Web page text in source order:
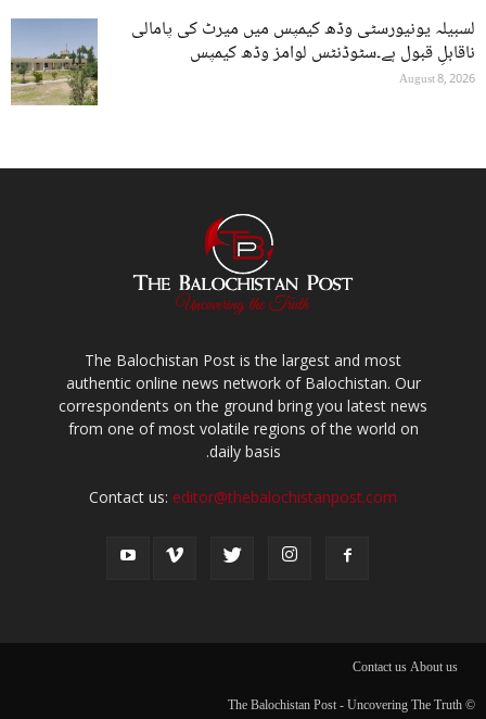
لسبیلہ یونیورسٹی وڈھ کیمپس میں میرٹ کی پامالی
ناقابلِ قبول ہے۔سٹوڈنٹس لوامز وڈھ کیمپس
August 8, 2026
The Balochistan Post is the largest and most
authentic online news network of Balochistan. Our
correspondents on the ground bring you latest news
from one of most volatile regions of the world on
daily basis.
Contact us: editor@thebalochistanpost.com
About us
Contact us
© The Balochistan Post - Uncovering The Truth